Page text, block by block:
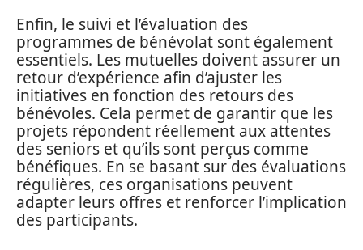
Enfin, le suivi et l’évaluation des
programmes de bénévolat sont également
essentiels. Les mutuelles doivent assurer un
retour d’expérience afin d’ajuster les
initiatives en fonction des retours des
bénévoles. Cela permet de garantir que les
projets répondent réellement aux attentes
des seniors et qu’ils sont perçus comme
bénéfiques. En se basant sur des évaluations
régulières, ces organisations peuvent
adapter leurs offres et renforcer l’implication
des participants.